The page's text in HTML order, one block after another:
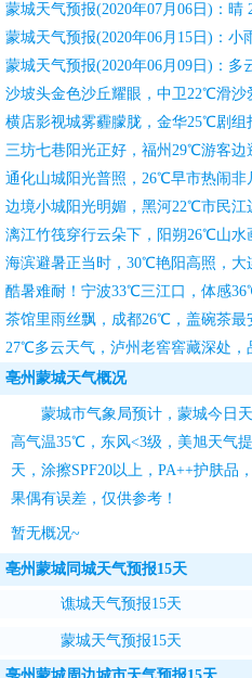
蒙城天气预报(2020年07月06日)：
蒙城天气预报(2020年06月15日)：
蒙城天气预报(2020年06月09日)：
沙坡头金色沙丘耀眼，中卫22℃滑沙
横店影视城雾霾朦胧，金华25℃剧组
三坊七巷阳光正好，福州29℃游客边
通化山城阳光普照，26℃早市热闹非
边境小城阳光明媚，黑河22℃市民江
漓江竹筏穿行云朵下，阳朔26℃山水
海滨避暑正当时，30℃艳阳高照，大
酷暑难耐！宁波33℃三江口，体感
茶馆里雨丝飘，成都26℃，盖碗茶最
27℃多云天气，泸州老窖窖藏深处，
亳州蒙城天气概况
蒙城市气象局预计，蒙城今日
高气温35℃，东风<3级， 美旭天气
天 ，涂擦SPF20以上，PA++护肤
果偶有误差，仅供参考！
暂无概况~
亳州蒙城同城天气预报15天
谯城天气预报15天
蒙城天气预报15天